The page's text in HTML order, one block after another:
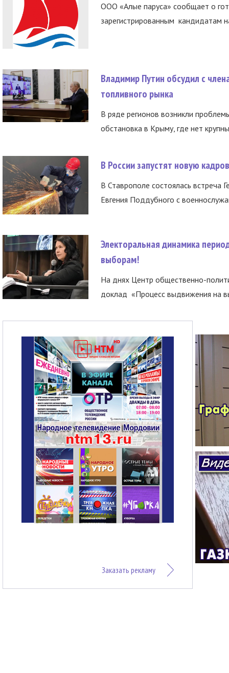
ООО «Алые паруса» сообщает о
зарегистрированным кандидатам
Владимир Путин обсудил с
топливного рынка
В ряде регионов возникли
обстановка в Крыму, где нет
В России запустят новую
В Ставрополе состоялась встреча
Евгения Поддубного с
Электоральная динамика
выборам!
На днях Центр общественно-
доклад «Процесс выдвижения на
Заказать рекламу